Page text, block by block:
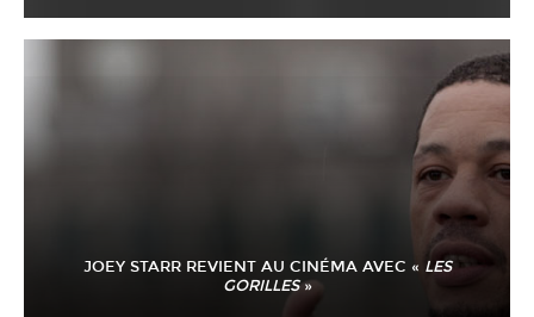
JOEY STARR REVIENT AU CINÉMA AVEC « LES
GORILLES»